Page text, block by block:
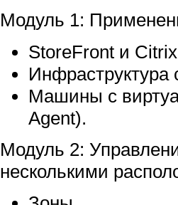
Модуль 1:
StoreFront и
Инфраструктура
Машины с
Agent).
Модуль 2:
несколькими